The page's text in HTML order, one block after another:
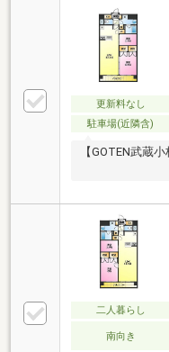
更新料なし
駐車場(近隣含)
【GOTEN武蔵
二人暮らし
南向き